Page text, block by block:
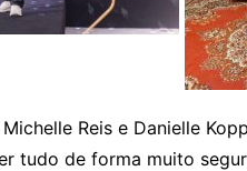
Reis e Danielle
tudo de forma muito